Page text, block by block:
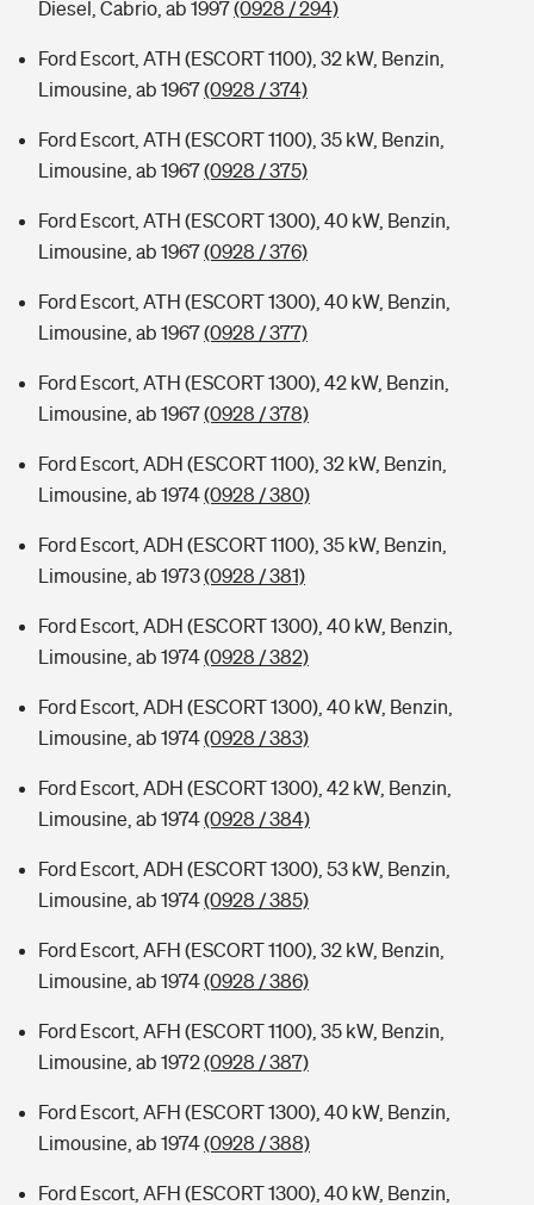
Sie haben Fragen?
Zur Übersicht
Kinderunfall-Check: Mehr Sicherheit für deine Kids
Typklassen: So ist Ihr Auto eingestuft
Sie haben Fragen?
Diesel, Cabrio, ab 1997(0928 / 294)
Ford Escort, ATH (ESCORT 1100), 32 kW, Benzin,
Limousine, ab 1967(0928 / 374)
Ford Escort, ATH (ESCORT 1100), 35 kW, Benzin,
Limousine, ab 1967(0928 / 375)
Ford Escort, ATH (ESCORT 1300), 40 kW, Benzin,
Limousine, ab 1967(0928 / 376)
Ford Escort, ATH (ESCORT 1300), 40 kW, Benzin,
Limousine, ab 1967(0928 / 377)
Ford Escort, ATH (ESCORT 1300), 42 kW, Benzin,
Limousine, ab 1967(0928 / 378)
Ford Escort, ADH (ESCORT 1100), 32 kW, Benzin,
Limousine, ab 1974(0928 / 380)
Ford Escort, ADH (ESCORT 1100), 35 kW, Benzin,
Limousine, ab 1973(0928 / 381)
Ford Escort, ADH (ESCORT 1300), 40 kW, Benzin,
Limousine, ab 1974(0928 / 382)
Ford Escort, ADH (ESCORT 1300), 40 kW, Benzin,
Limousine, ab 1974(0928 / 383)
Ford Escort, ADH (ESCORT 1300), 42 kW, Benzin,
Limousine, ab 1974(0928 / 384)
Ford Escort, ADH (ESCORT 1300), 53 kW, Benzin,
Limousine, ab 1974(0928 / 385)
Ford Escort, AFH (ESCORT 1100), 32 kW, Benzin,
Limousine, ab 1974(0928 / 386)
Ford Escort, AFH (ESCORT 1100), 35 kW, Benzin,
Limousine, ab 1972(0928 / 387)
Ford Escort, AFH (ESCORT 1300), 40 kW, Benzin,
Limousine, ab 1974(0928 / 388)
Ford Escort, AFH (ESCORT 1300), 40 kW, Benzin,